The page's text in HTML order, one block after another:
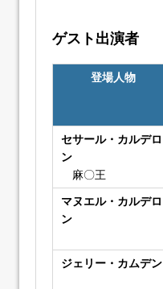
ゲスト出演者
登場人物
セサール・カルデロ
ン
麻〇王
マヌエル・カルデロ
ン
ジェリー・カムデン